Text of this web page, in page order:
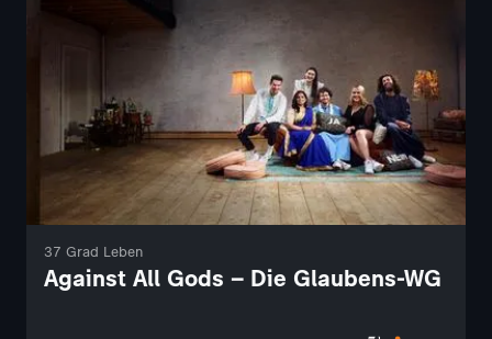
37 Grad Leben
Against All Gods – Die Glaubens-WG